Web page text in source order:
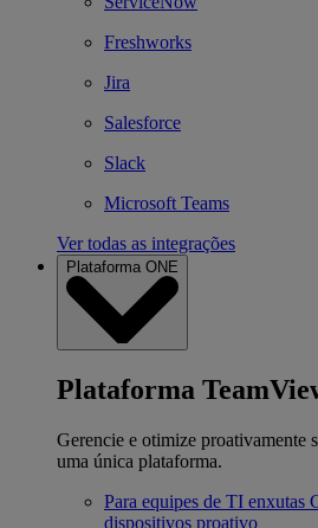
Freshworks
Jira
Salesforce
Slack
Microsoft Teams
Ver todas as integrações
Plataforma ONE
Plataforma
Gerencie e otimize proativamente
uma única plataforma.
Para equipes de TI enxutas
dispositivos proativo